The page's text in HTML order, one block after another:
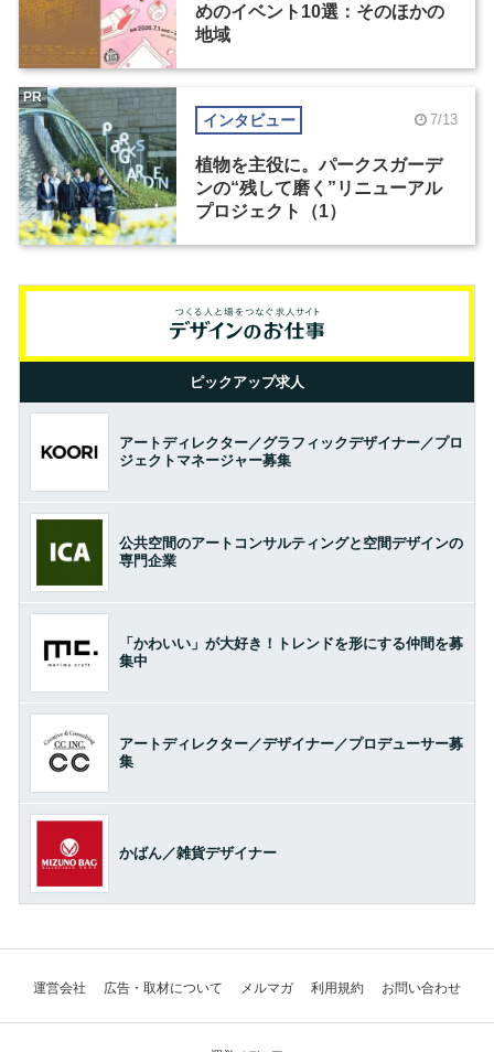
めのイベント10選：そのほかの
地域
インタビュー 7/13
植物を主役に。パークスガーデ
ンの“残して磨く”リニューアル
プロジェクト（1）
PR
ピックアップ求人
アートディレクター／グラフィックデザイナー／プロ
ジェクトマネージャー募集
公共空間のアートコンサルティングと空間デザインの
専門企業
「かわいい」が大好き！トレンドを形にする仲間を募
集中
アートディレクター／デザイナー／プロデューサー募
集
かばん／雑貨デザイナー
運営会社 広告・取材について メルマガ 利用規約 お問い合わせ